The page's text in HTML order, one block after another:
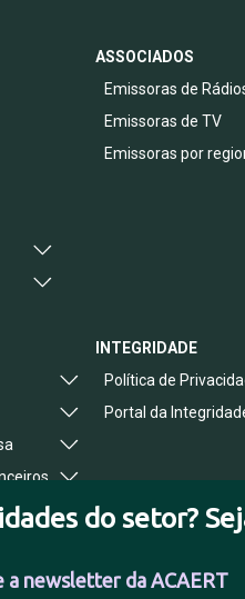
do setor?
a newsletter da ACAERT
ASSOCIADOS
Emissoras de
Emissoras de TV
Emissoras por
INTEGRIDADE
Política de
Portal da